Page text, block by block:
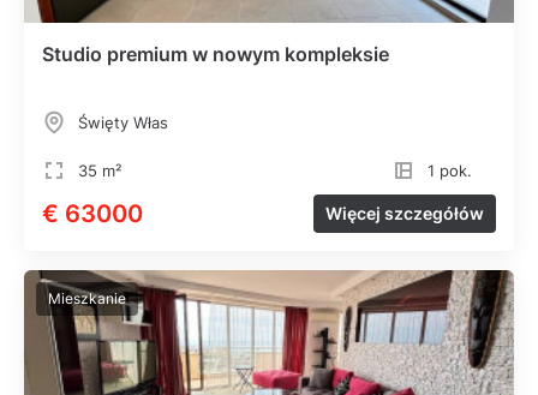
Studio premium w nowym kompleksie
Święty Włas
35 m² 1 pok.
€ 63000 Więcej szczegółów
Mieszkanie